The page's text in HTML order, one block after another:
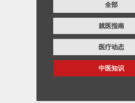
全部
就医指南
医疗动态
中医知识